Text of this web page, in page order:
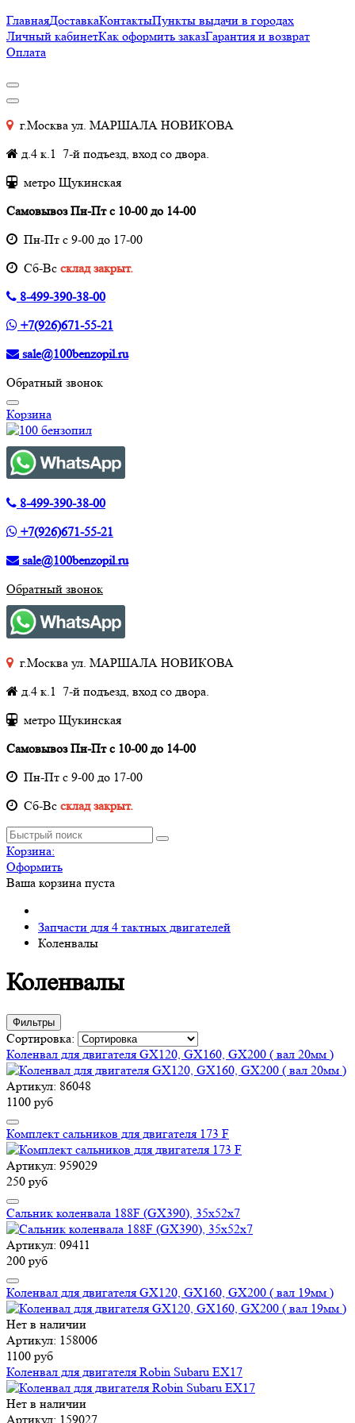
ГлавнаяДоставкаКонтактыПункты выдачи в городах
Личный кабинетКак оформить заказГарантия и возврат
Оплата
г.Москва ул. МАРШАЛА НОВИКОВА
д.4 к.1 7-й подъезд, вход со двора.
метро Щукинская
Самовывоз Пн-Пт с 10-00 до 14-00
Пн-Пт с 9-00 до 17-00
Cб-Вс склад закрыт.
8-499-390-38-00
+7(926)671-55-21
sale@100benzopil.ru
Обратный звонок
Корзина
8-499-390-38-00
+7(926)671-55-21
sale@100benzopil.ru
Обратный звонок
г.Москва ул. МАРШАЛА НОВИКОВА
д.4 к.1 7-й подъезд, вход со двора.
метро Щукинская
Самовывоз Пн-Пт с 10-00 до 14-00
Пн-Пт с 9-00 до 17-00
Cб-Вс склад закрыт.
Корзина:
Оформить
Ваша корзина пуста
Запчасти для 4 тактных двигателей
Коленвалы
Коленвалы
Фильтры
Сортировка:
Коленвал для двигателя GX120, GX160, GX200 ( вал 20мм )
Артикул: 86048
1100 руб
Комплект сальников для двигателя 173 F
Артикул: 959029
250 руб
Сальник коленвала 188F (GX390), 35х52х7
Артикул: 09411
200 руб
Коленвал для двигателя GX120, GX160, GX200 ( вал 19мм )
Нет в наличии
Артикул: 158006
1100 руб
Коленвал для двигателя Robin Subaru EX17
Нет в наличии
Артикул: 159027